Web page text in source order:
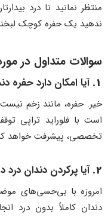
منتظر نمانید تا درد
ندهید یک حفره کوچک
سوالات متداول در
1. آیا امکان دارد
خیر. حفره، مانند زخم
است با فلوراید تراپی
تخصصی، پیشرفت خواهد
2. آیا پرکردن دندان درد
امروزه با بی‌حسی‌های
دندان کاملاً بدون درد